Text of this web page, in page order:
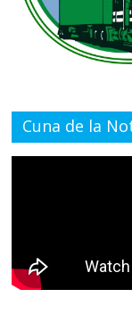
Cuna de la